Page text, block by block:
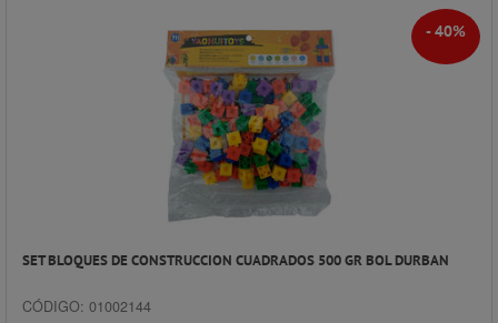
- 40%
SET BLOQUES DE CONSTRUCCION CUADRADOS 500 GR BOL DURBAN
CÓDIGO: 01002144